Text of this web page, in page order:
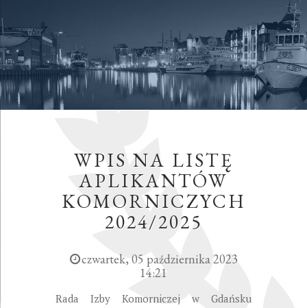
WPIS NA LISTĘ
APLIKANTÓW
KOMORNICZYCH
2024/2025
czwartek, 05 października 2023
14:21
Rada Izby Komorniczej w Gdańsku